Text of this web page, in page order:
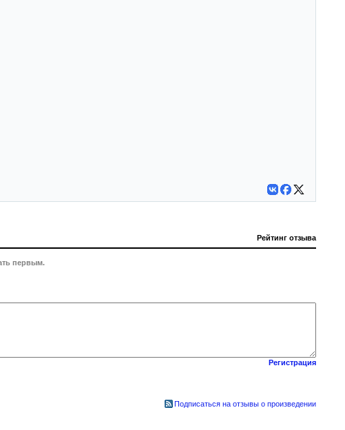
Рейтинг отзыва
первым.
Регистрация
Подписаться на отзывы о произведении